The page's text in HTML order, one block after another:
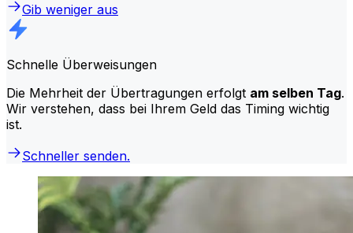
Gib weniger aus
Schnelle Überweisungen
Die Mehrheit der Übertragungen erfolgt am selben Tag.
Wir verstehen, dass bei Ihrem Geld das Timing wichtig
ist.
Schneller senden.